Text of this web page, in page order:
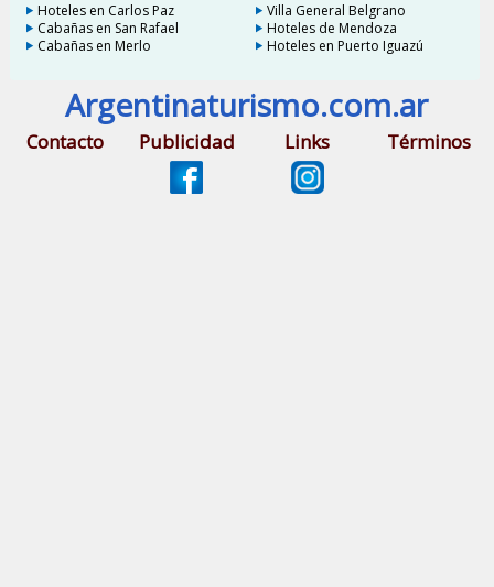
Hoteles en Carlos Paz
Villa General Belgrano
Cabañas en San Rafael
Hoteles de Mendoza
Cabañas en Merlo
Hoteles en Puerto Iguazú
Argentinaturismo.com.ar
Contacto Publicidad Links Términos